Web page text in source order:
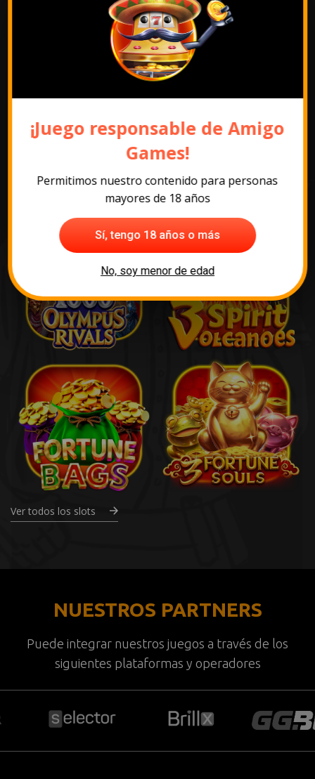
Pack promocional
Los juegos más
populares
Ver todos los slots
NUESTROS PARTNERS
Puede integrar nuestros juegos a través de los
siguientes plataformas y operadores
¡Juego responsable de Amigo
Games!
Permitimos nuestro contenido para personas
mayores de 18 años
Sí, tengo 18 años o más
No, soy menor de edad